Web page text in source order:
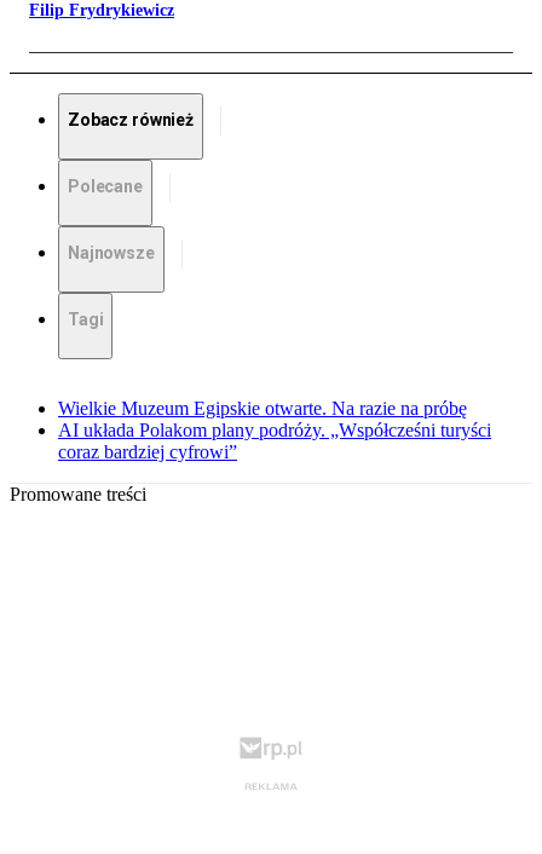
Filip Frydrykiewicz
Zobacz również
Polecane
Najnowsze
Tagi
Wielkie Muzeum Egipskie otwarte. Na razie na próbę
AI układa Polakom plany podróży. „Współcześni turyści
coraz bardziej cyfrowi”
Promowane treści